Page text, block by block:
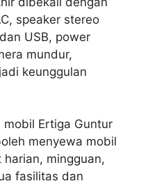
speaker stereo
USB, power
mundur,
keunggulan
Ertiga Guntur
menyewa mobil
mingguan,
fasilitas dan